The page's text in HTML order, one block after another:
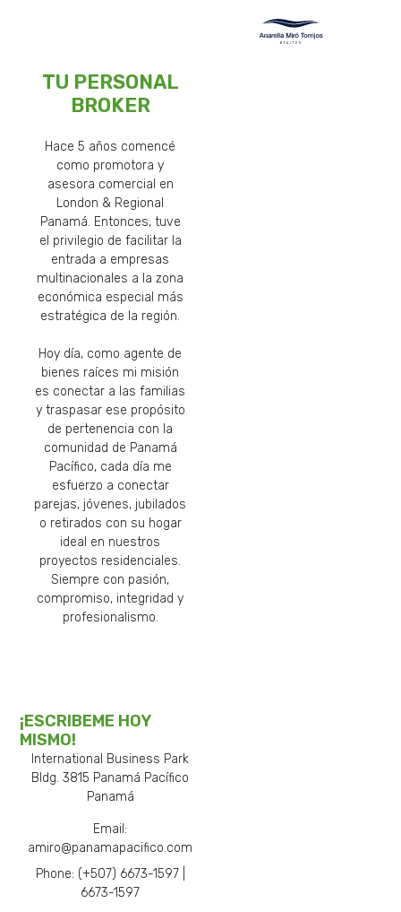
TU PERSONAL
BROKER
Hace 5 años comencé
como promotora y
asesora comercial en
London & Regional
Panamá. Entonces, tuve
el privilegio de facilitar la
entrada a empresas
multinacionales a la zona
económica especial más
estratégica de la región.
Hoy día, como agente de
bienes raíces mi misión
es conectar a las familias
y traspasar ese propósito
de pertenencia con la
comunidad de Panamá
Pacífico, cada día me
esfuerzo a conectar
parejas, jóvenes, jubilados
o retirados con su hogar
ideal en nuestros
proyectos residenciales.
Siempre con pasión,
compromiso, integridad y
profesionalismo.
¡ESCRIBEME HOY
MISMO!
International Business Park
Bldg. 3815 Panamá Pacífico
Panamá
Email:
amiro@panamapacifico.com
Phone: (+507) 6673-1597 |
6673-1597